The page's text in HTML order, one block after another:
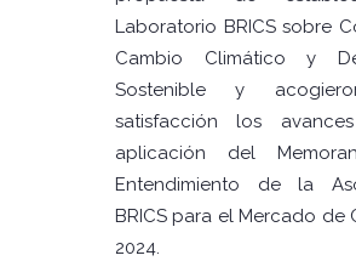
Laboratorio BRICS sobre
Cambio Climático y
Sostenible y
satisfacción los
aplicación del
Entendimiento de la
BRICS para el Mercado de
2024.